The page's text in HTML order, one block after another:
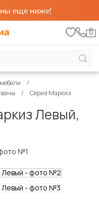
еще ниже!
0
Серия Маркиз
Левый,